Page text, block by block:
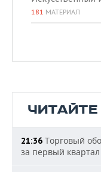
181 МАТЕРИАЛ
21:36 Торговый
за первый квартал